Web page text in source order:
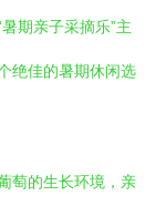
期亲子采摘乐”主
绝佳的暑期休闲选
萄的生长环境，亲